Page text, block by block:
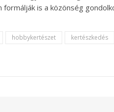
formálják is a közönség
hobbykertészet kertészkedés